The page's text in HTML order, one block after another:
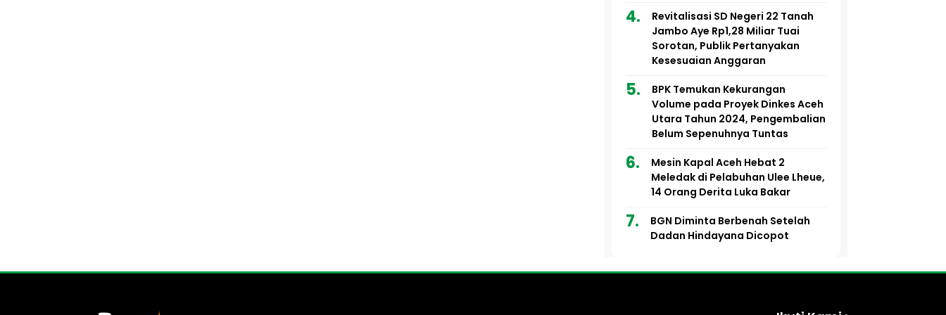
Revitalisasi SD Negeri 22 Tanah
Jambo Aye Rp1,28 Miliar Tuai
Sorotan, Publik Pertanyakan
Kesesuaian Anggaran
BPK Temukan Kekurangan
Volume pada Proyek Dinkes Aceh
Utara Tahun 2024, Pengembalian
Belum Sepenuhnya Tuntas
Mesin Kapal Aceh Hebat 2
Meledak di Pelabuhan Ulee Lheue,
14 Orang Derita Luka Bakar
BGN Diminta Berbenah Setelah
Dadan Hindayana Dicopot